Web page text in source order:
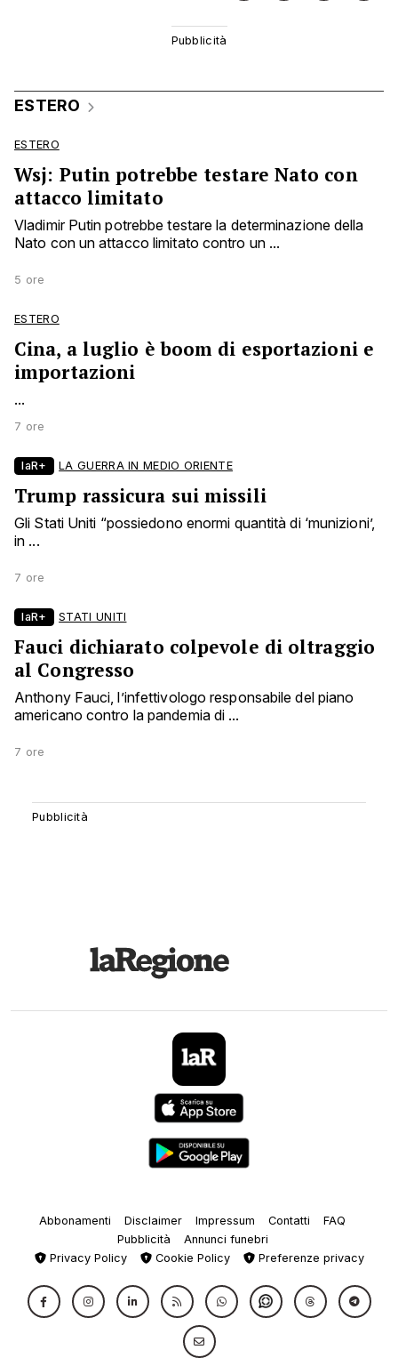
ESTERO
ESTERO
Wsj: Putin potrebbe testare Nato con
attacco limitato
Vladimir Putin potrebbe testare la determinazione della
Nato con un attacco limitato contro un ...
5 ore
ESTERO
Cina, a luglio è boom di esportazioni e
importazioni
...
7 ore
laR+ LA GUERRA IN MEDIO ORIENTE
Trump rassicura sui missili
Gli Stati Uniti “possiedono enormi quantità di ‘munizioni’,
in ...
7 ore
laR+ STATI UNITI
Fauci dichiarato colpevole di oltraggio
al Congresso
Anthony Fauci, l’infettivologo responsabile del piano
americano contro la pandemia di ...
7 ore
Abbonamenti Disclaimer Impressum Contatti
FAQ
Pubblicità
Annunci funebri
Privacy Policy
Cookie Policy Preferenze privacy